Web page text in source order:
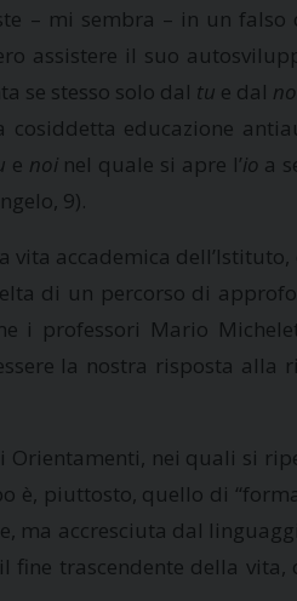
– mi sembra – in un falso
assistere il suo
se stesso solo dal tu e dal
cosiddetta educazione
e noinel quale si apre l’io a
9).
accademica
di un percorso di
professori Mario
la nostra risposta alla
nei quali si
piuttosto, quello di
ma accresciuta dal
fine trascendente della